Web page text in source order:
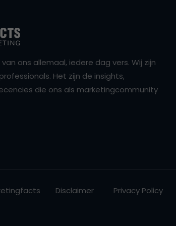
ons allemaal, iedere dag vers. Wij zijn
Het zijn de insights,
die ons als marketingcommunity
Disclaimer Privacy Policy